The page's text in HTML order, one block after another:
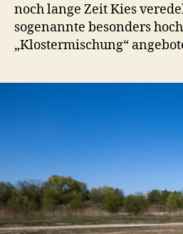
noch lange Zeit Kies
sogenannte besonders
„Klostermischung“